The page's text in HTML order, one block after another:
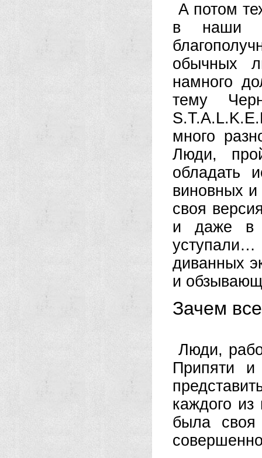
А потом
в наши
обычных
намного
тему
много
Люди,
обладать
виновных
своя
и даже в
диванных
и
Зачем
Люди,
Припяти
каждого
была